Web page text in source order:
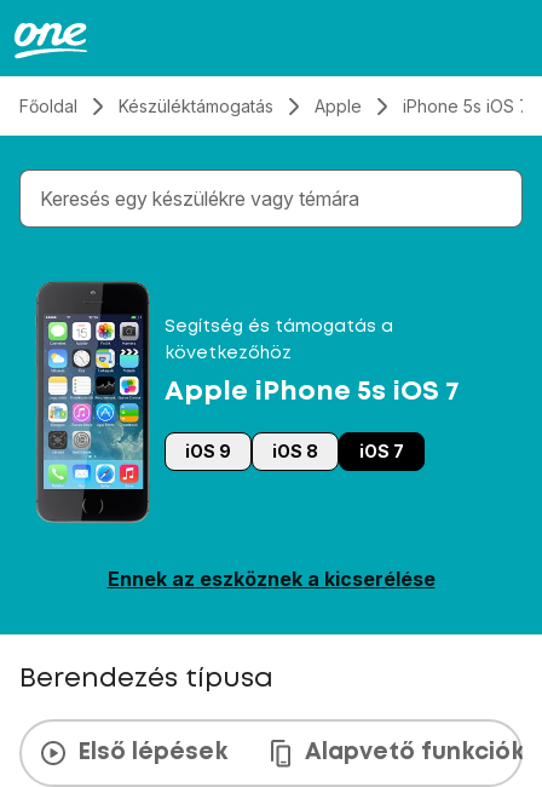
Főoldal Készüléktámogatás Apple iPhone 5s iOS 7
Gépelés közben megjelennek a keresési
Segítség és támogatás a
következőhöz
Apple iPhone 5s iOS 7
iOS 9 iOS 8 iOS 7
Ennek az eszköznek a kicserélése
Berendezés típusa
Első lépések Alapvető funkciók